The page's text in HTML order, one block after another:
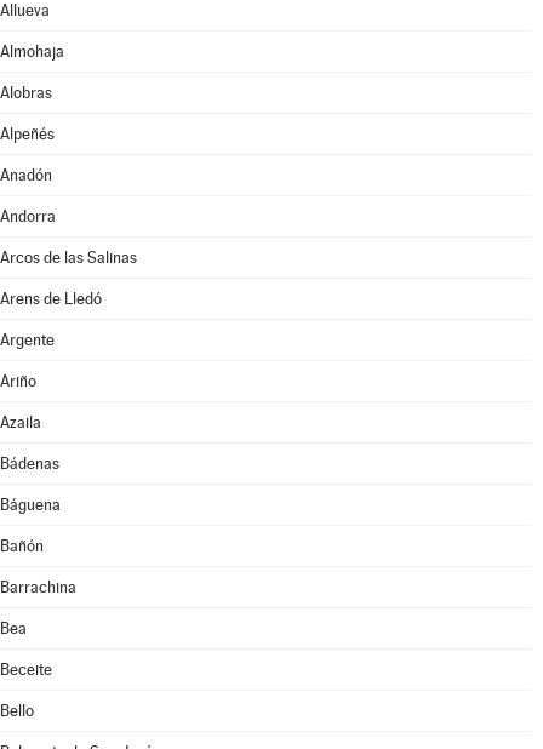
Allueva
Almohaja
Alobras
Alpeñés
Anadón
Andorra
Arcos de las Salinas
Arens de Lledó
Argente
Ariño
Azaila
Bádenas
Báguena
Bañón
Barrachina
Bea
Beceite
Bello